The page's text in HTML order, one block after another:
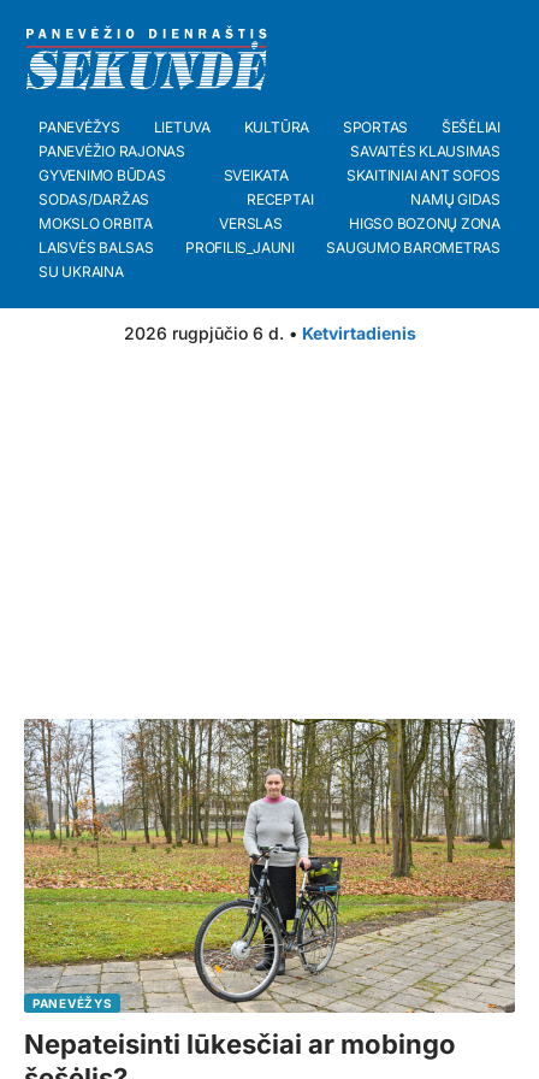
PANEVĖŽYS LIETUVA KULTŪRA SPORTAS
ŠEŠĖLIAI
PANEVĖŽIO RAJONAS
SAVAITĖS KLAUSIMAS
GYVENIMO BŪDAS
SVEIKATA
SKAITINIAI ANT SOFOS
SODAS/DARŽAS
RECEPTAI
NAMŲ GIDAS
MOKSLO ORBITA
VERSLAS
HIGSO BOZONŲ ZONA
LAISVĖS BALSAS
PROFILIS_JAUNI
SAUGUMO BAROMETRAS
SU UKRAINA
2026 rugpjūčio 6 d. • Ketvirtadienis
PANEVĖŽYS
Nepateisinti lūkesčiai ar mobingo